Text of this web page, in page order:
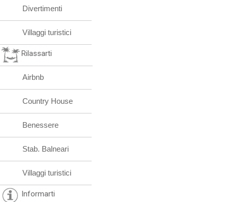
Divertimenti
Villaggi turistici
Rilassarti
Airbnb
Country House
Benessere
Stab. Balneari
Villaggi turistici
Informarti